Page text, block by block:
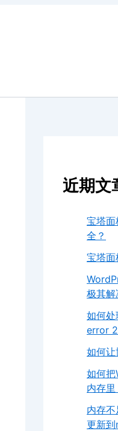
近期文
宝塔
全？
宝塔面
极其
如何处
error
如何让
如何
内存里
内存
更新到